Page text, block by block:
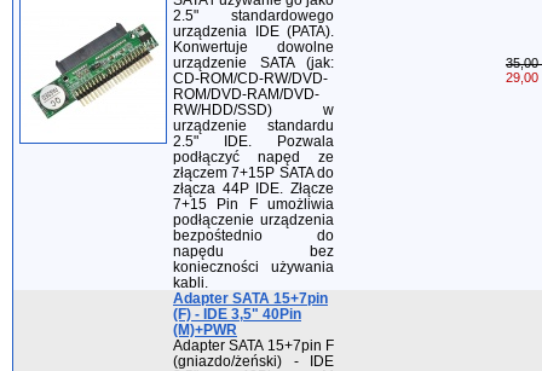
2.5" standardowego
urządzenia IDE (PATA).
Konwertuje dowolne
urządzenie SATA (jak:
CD-ROM/CD-RW/DVD-
ROM/DVD-RAM/DVD-
RW/HDD/SSD) w
urządzenie standardu
2.5" IDE. Pozwala
podłączyć napęd ze
złączem 7+15P SATA do
złącza 44P IDE. Złącze
7+15 Pin F umożliwia
podłączenie urządzenia
bezpośtednio do
napędu bez
konieczności używania
kabli.
35,00
29,00
Adapter SATA 15+7pin
(F) - IDE 3,5" 40Pin
(M)+PWR
Adapter SATA 15+7pin F
(gniazdo/żeński) - IDE